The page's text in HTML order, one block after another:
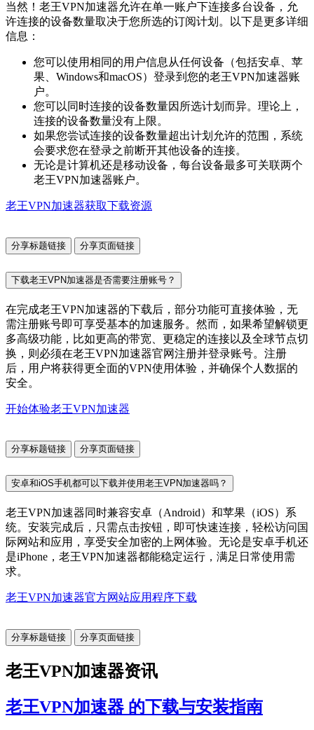
当然！老王VPN加速器允许在单一账户下连接多台设备，允
许连接的设备数量取决于您所选的订阅计划。以下是更多详细
信息：
您可以使用相同的用户信息从任何设备（包括安卓、苹
果、Windows和macOS）登录到您的老王VPN加速器账
户。
您可以同时连接的设备数量因所选计划而异。理论上，
连接的设备数量没有上限。
如果您尝试连接的设备数量超出计划允许的范围，系统
会要求您在登录之前断开其他设备的连接。
无论是计算机还是移动设备，每台设备最多可关联两个
老王VPN加速器账户。
老王VPN加速器获取下载资源
分享标题链接 分享页面链接
下载老王VPN加速器是否需要注册账号？
在完成老王VPN加速器的下载后，部分功能可直接体验，无
需注册账号即可享受基本的加速服务。然而，如果希望解锁更
多高级功能，比如更高的带宽、更稳定的连接以及全球节点切
换，则必须在老王VPN加速器官网注册并登录账号。注册
后，用户将获得更全面的VPN使用体验，并确保个人数据的
安全。
开始体验老王VPN加速器
分享标题链接 分享页面链接
安卓和iOS手机都可以下载并使用老王VPN加速器吗？
老王VPN加速器同时兼容安卓（Android）和苹果（iOS）系
统。安装完成后，只需点击按钮，即可快速连接，轻松访问国
际网站和应用，享受安全加密的上网体验。无论是安卓手机还
是iPhone，老王VPN加速器都能稳定运行，满足日常使用需
求。
老王VPN加速器官方网站应用程序下载
分享标题链接 分享页面链接
老王VPN加速器资讯
老王VPN加速器 的下载与安装指南